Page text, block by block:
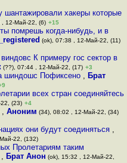
шантажировали хакеры которые
, 12-Май-22, (6) +15
помрешь когда-нибудь, и в
(ok), 07:38 , 12-Май-22, (11)
К примеру гос сектор в
(??), 07:44 , 12-Май-22, (17) +3
шиндошс Пофиксено , Брат
всех стран соединяйтесь
(23) +4
, Аноним (34), 08:02 , 12-Май-22, (34)
они будут соединяться ,
22, (132)
Пролетариям таким
, Брат Анон (ok), 15:32 , 12-Май-22,